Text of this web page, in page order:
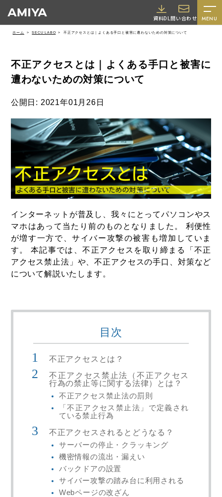
A
M
A
資料DL問い合わせ MENU
採用情報
ホーム SECU LABO 不正アクセスとは｜よくある手口と被害に遭わないための対策について
不正アクセスとは｜よくある手口と被害に
遭わないための対策について
公開日: 2021年01月26日
インターネットが普及し、我々にとってパソコンやス
マホはあって当たり前のものとなりました。 利便性
が増す一方で、サイバー攻撃の被害も増加していま
す。 本記事では、不正アクセスを取り締まる「不正
アクセス禁止法」や、不正アクセスの手口、対策など
について解説いたします。
目次
不正アクセスとは？
不正アクセス禁止法（不正アクセス
行為の禁止等に関する法律）とは？
不正アクセス禁止法の罰則
「不正アクセス禁止法」で定義され
ている禁止行為
不正アクセスされるとどうなる？
サーバーの停止・クラッキング
機密情報の流出・漏えい
バックドアの設置
サイバー攻撃の踏み台に利用される
Webページの改ざん